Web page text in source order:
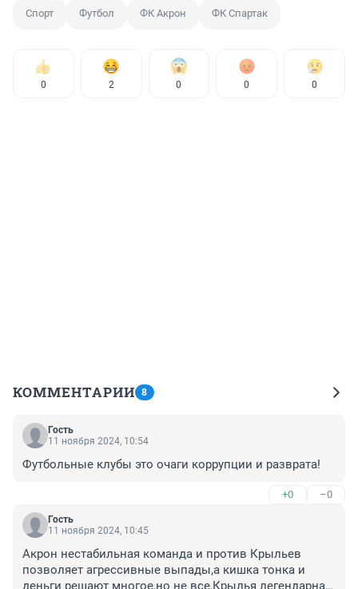
Спорт Футбол ФК Акрон ФК Спартак
0 2 0 0 0
КОММЕНТАРИИ 8
Гость
11 ноября 2024, 10:54
Футбольные клубы это очаги коррупции и разврата!
+0 –0
Гость
11 ноября 2024, 10:45
Акрон нестабильная команда и против Крыльев
позволяет агрессивные выпады,а кишка тонка и
деньги решают многое,но не все,Крылья легендарная